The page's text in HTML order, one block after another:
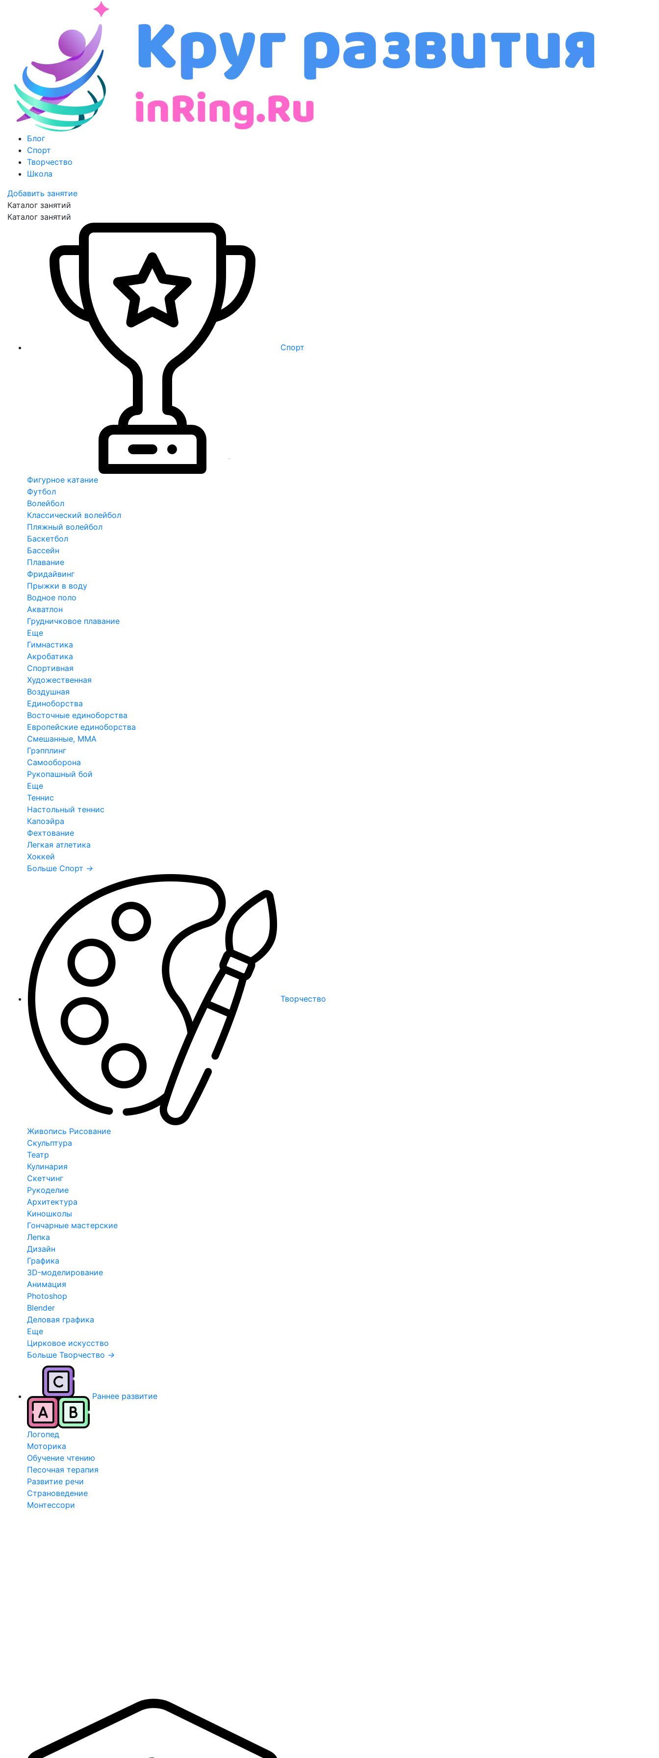
Блог
Спорт
Творчество
Школа
Добавить занятие
Каталог занятий
Каталог занятий
Спорт
Фигурное катание
Футбол
Волейбол
Классический волейбол
Пляжный волейбол
Баскетбол
Бассейн
Плавание
Фридайвинг
Прыжки в воду
Водное поло
Акватлон
Грудничковое плавание
Еще
Гимнастика
Акробатика
Спортивная
Художественная
Воздушная
Единоборства
Восточные единоборства
Европейские единоборства
Смешанные, ММА
Грэпплинг
Самооборона
Рукопашный бой
Еще
Теннис
Настольный теннис
Капоэйра
Фехтование
Легкая атлетика
Хоккей
Больше Спорт →
Творчество
Живопись Рисование
Скульптура
Театр
Кулинария
Скетчинг
Рукоделие
Архитектура
Киношколы
Гончарные мастерские
Лепка
Дизайн
Графика
3D-моделирование
Анимация
Photoshop
Blender
Деловая графика
Еще
Цирковое искусство
Больше Творчество →
Раннее развитие
Логопед
Моторика
Обучение чтению
Песочная терапия
Развитие речи
Страноведение
Монтессори